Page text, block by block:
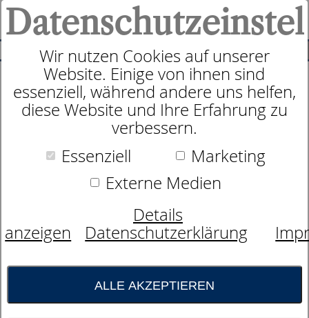
SUCHE
0
Zudecke
dormabell Klima Faser Edition
WB 4
Wir nutzen Cookies auf unserer
Website. Einige von ihnen sind
essenziell, während andere uns helfen,
diese Website und Ihre Erfahrung zu
verbessern.
Essenziell
Marketing
Externe Medien
Details
anzeigen
Datenschutzerklärung
ALLE AKZEPTIEREN